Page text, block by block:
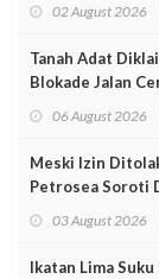
02 August 2026
Tanah Adat
Blokade Jalan
06 August 2026
Meski Izin
Petrosea Soroti
03 August 2026
Ikatan Lima